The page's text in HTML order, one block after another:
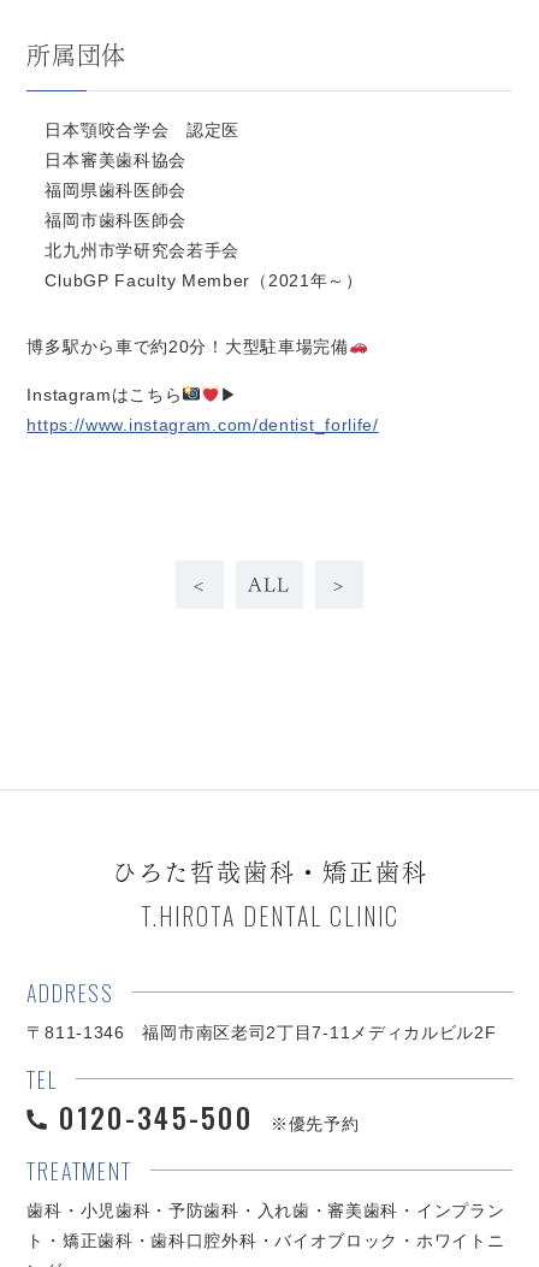
所属団体
日本顎咬合学会 認定医
日本審美歯科協会
福岡県歯科医師会
福岡市歯科医師会
北九州市学研究会若手会
ClubGP Faculty Member（2021年～）
博多駅から車で約20分！大型駐車場完備
Instagramはこちら
▶︎
https://www.instagram.com/dentist_forlife/
< ALL >
ひろた哲哉歯科・矯正歯科
T.HIROTA DENTAL CLINIC
ADDRESS
〒811-1346 福岡市南区老司2丁目7-11メディカルビル2F
TEL
0120-345-500 ※優先予約
TREATMENT
歯科・小児歯科・予防歯科・入れ歯・審美歯科・インプラン
ト・矯正歯科・歯科口腔外科・バイオブロック・ホワイトニ